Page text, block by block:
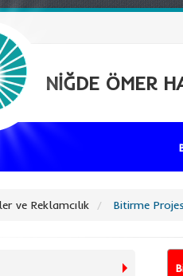
NİĞDE ÖMER
ve Reklamcılık Bitirme